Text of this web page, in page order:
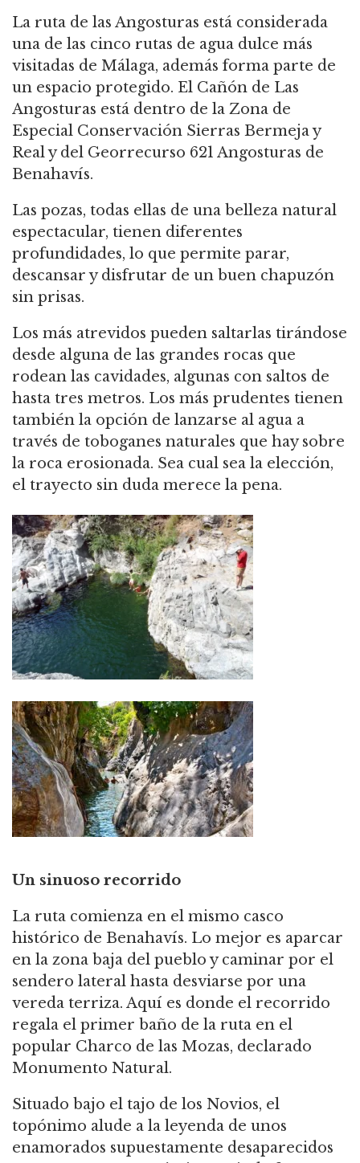
La ruta de las Angosturas está considerada
una de las cinco rutas de agua dulce más
visitadas de Málaga, además forma parte de
un espacio protegido. El Cañón de Las
Angosturas está dentro de la Zona de
Especial Conservación Sierras Bermeja y
Real y del Georrecurso 621 Angosturas de
Benahavís.
Las pozas, todas ellas de una belleza natural
espectacular, tienen diferentes
profundidades, lo que permite parar,
descansar y disfrutar de un buen chapuzón
sin prisas.
Los más atrevidos pueden saltarlas tirándose
desde alguna de las grandes rocas que
rodean las cavidades, algunas con saltos de
hasta tres metros. Los más prudentes tienen
también la opción de lanzarse al agua a
través de toboganes naturales que hay sobre
la roca erosionada. Sea cual sea la elección,
el trayecto sin duda merece la pena.
Un sinuoso recorrido
La ruta comienza en el mismo casco
histórico de Benahavís. Lo mejor es aparcar
en la zona baja del pueblo y caminar por el
sendero lateral hasta desviarse por una
vereda terriza. Aquí es donde el recorrido
regala el primer baño de la ruta en el
popular Charco de las Mozas, declarado
Monumento Natural.
Situado bajo el tajo de los Novios, el
topónimo alude a la leyenda de unos
enamorados supuestamente desaparecidos